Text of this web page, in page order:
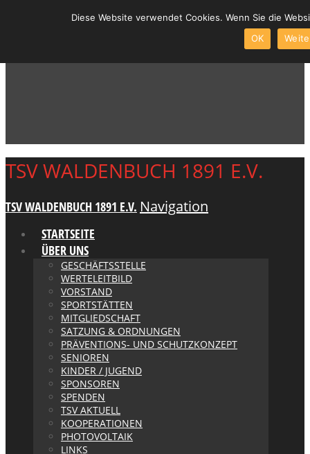
TSV WALDENBUCH 1891 E.V.
TSV WALDENBUCH 1891 E.V. Navigation
STARTSEITE
ÜBER UNS
GESCHÄFTSSTELLE
WERTELEITBILD
VORSTAND
SPORTSTÄTTEN
MITGLIEDSCHAFT
SATZUNG & ORDNUNGEN
PRÄVENTIONS- UND SCHUTZKONZEPT
SENIOREN
KINDER / JUGEND
SPONSOREN
SPENDEN
TSV AKTUELL
KOOPERATIONEN
PHOTOVOLTAIK
LINKS
Diese Website verwendet Cookies. Wenn Sie die
OK